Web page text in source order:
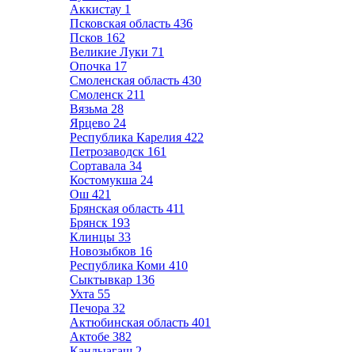
Аккистау 1
Псковская область 436
Псков 162
Великие Луки 71
Опочка 17
Смоленская область 430
Смоленск 211
Вязьма 28
Ярцево 24
Республика Карелия 422
Петрозаводск 161
Сортавала 34
Костомукша 24
Ош 421
Брянская область 411
Брянск 193
Клинцы 33
Новозыбков 16
Республика Коми 410
Сыктывкар 136
Ухта 55
Печора 32
Актюбинская область 401
Актобе 382